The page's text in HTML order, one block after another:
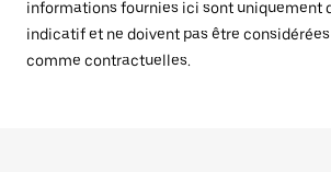
informations fournies ici sont uniquement
indicatif et ne doivent pas être considérées
comme contractuelles.